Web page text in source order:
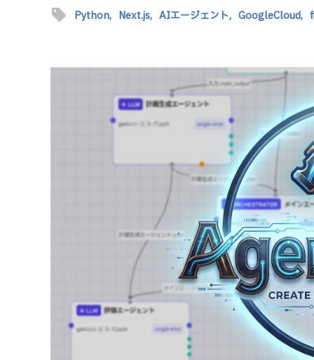
sell Python, Next.js, AIエージェント, GoogleCloud,